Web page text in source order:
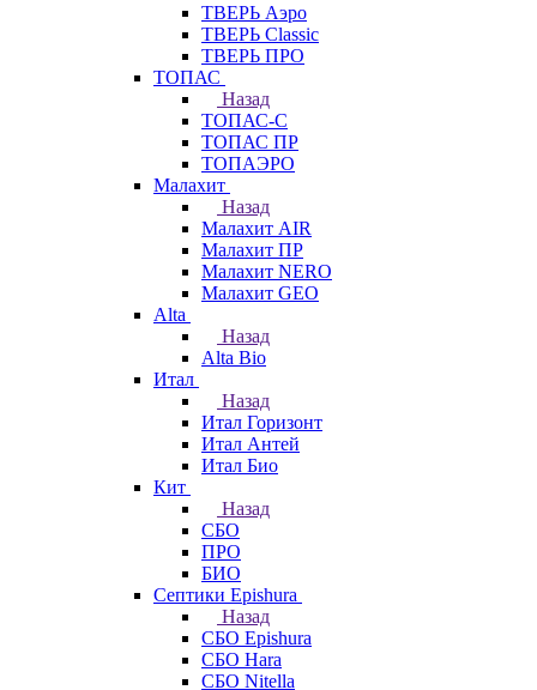
ТВЕРЬ Аэро
ТВЕРЬ Classic
ТВЕРЬ ПРО
ТОПАС
Назад
ТОПАС-С
ТОПАС ПР
ТОПАЭРО
Малахит
Назад
Малахит AIR
Малахит ПР
Малахит NERO
Малахит GEO
Alta
Назад
Alta Bio
Итал
Назад
Итал Горизонт
Итал Антей
Итал Био
Кит
Назад
СБО
ПРО
БИО
Септики Epishura
Назад
СБО Epishura
СБО Hara
СБО Nitella